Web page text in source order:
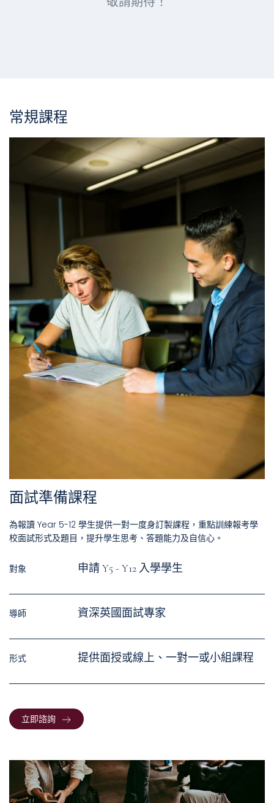
常規課程
面試準備課程
為報讀 Year 5-12 學生提供一對一度身訂製課程，重點訓練報考學
校面試形式及題目，提升學生思考、答題能力及自信心。
對象 申請 Y5 - Y12 入學學⽣
導師 資深英國面試專家
形式 提供⾯授或線上、一對一或小組課程
立即諮詢